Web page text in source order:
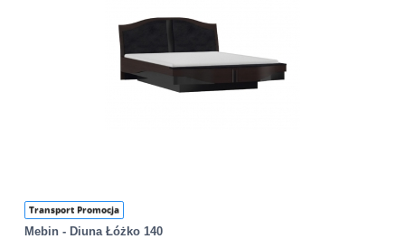
Transport Promocja
Mebin - Diuna Łóżko 140